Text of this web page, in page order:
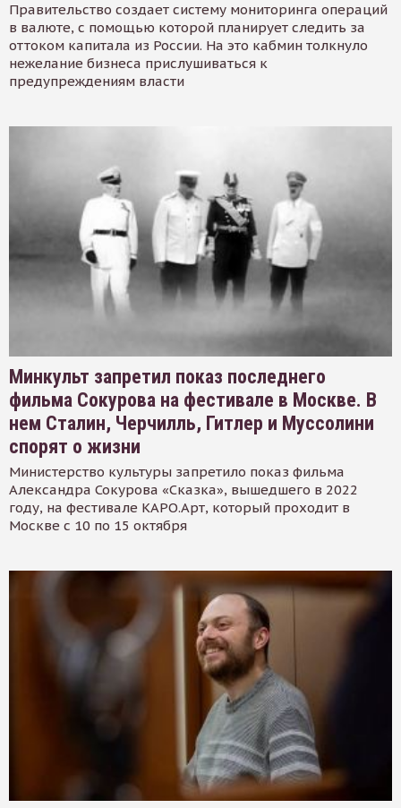
Правительство создает систему мониторинга операций
в валюте, с помощью которой планирует следить за
оттоком капитала из России. На это кабмин толкнуло
нежелание бизнеса прислушиваться к
предупреждениям власти
Минкульт запретил показ последнего
фильма Сокурова на фестивале в Москве. В
нем Сталин, Черчилль, Гитлер и Муссолини
спорят о жизни
Министерство культуры запретило показ фильма
Александра Сокурова «Сказка», вышедшего в 2022
году, на фестивале КАРО.Арт, который проходит в
Москве с 10 по 15 октября